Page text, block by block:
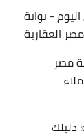
- بوابة
العقارية
مصر
دليلك